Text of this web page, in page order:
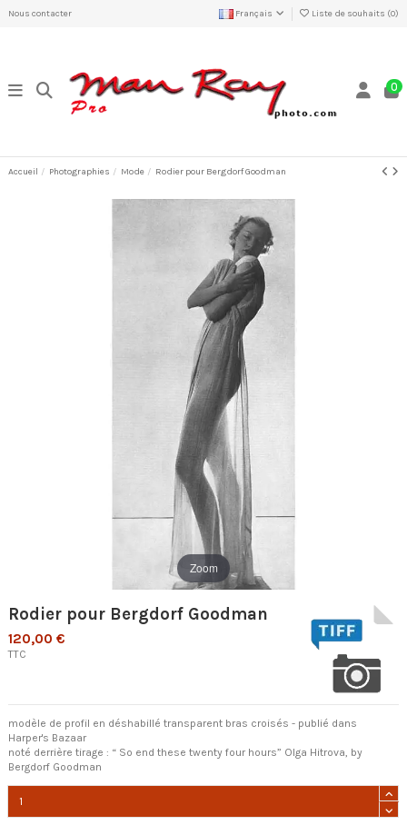
Nous contacter Français Liste de souhaits (0)
0
Accueil Photographies Mode Rodier pour Bergdorf Goodman
Zoom
Rodier pour Bergdorf Goodman
120,00 €
TTC
modèle de profil en déshabillé transparent bras croisés - publié dans
Harper's Bazaar
noté derrière tirage : “ So end these twenty four hours” Olga Hitrova, by
Bergdorf Goodman